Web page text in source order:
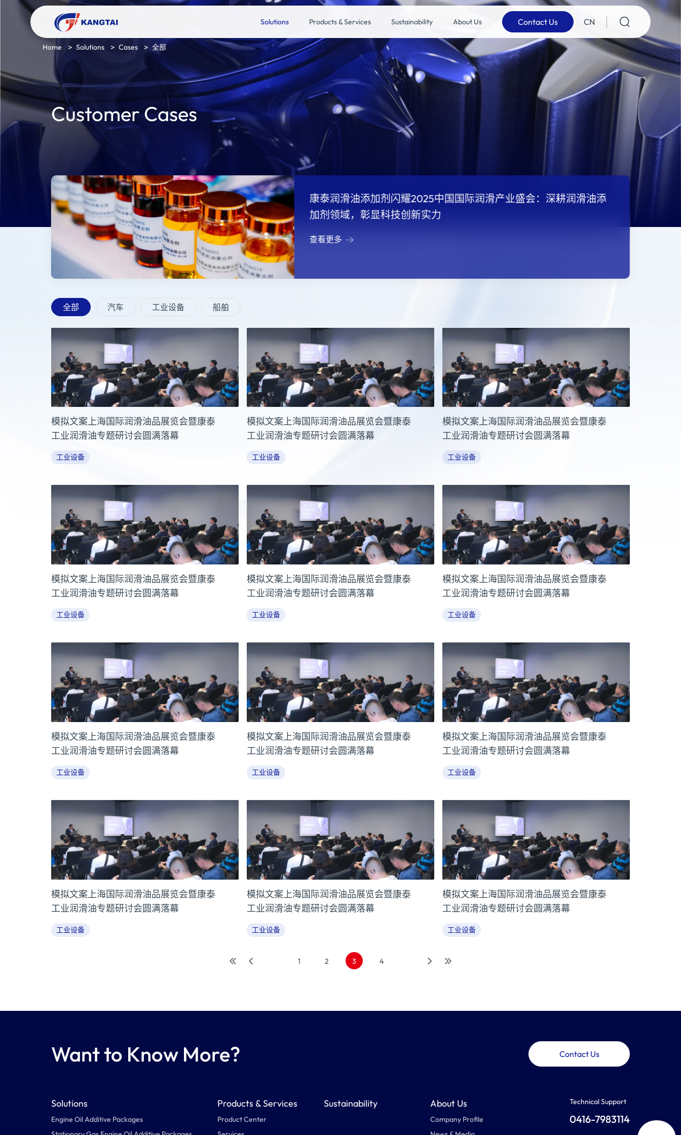
Solutions Products & Services Sustainability About Us Contact Us CN
Customer Cases
Home Solutions Cases 全部
康泰润滑油添加剂闪耀2025中国国际润滑产业盛会：深耕润滑油添
加剂领域，彰显科技创新实力
查看更多
全部 汽车 工业设备 船舶
模拟文案上海国际润滑油品展览会暨康泰
工业润滑油专题研讨会圆满落幕
工业设备
模拟文案上海国际润滑油品展览会暨康泰
工业润滑油专题研讨会圆满落幕
工业设备
模拟文案上海国际润滑油品展览会暨康泰
工业润滑油专题研讨会圆满落幕
工业设备
模拟文案上海国际润滑油品展览会暨康泰
工业润滑油专题研讨会圆满落幕
工业设备
模拟文案上海国际润滑油品展览会暨康泰
工业润滑油专题研讨会圆满落幕
工业设备
模拟文案上海国际润滑油品展览会暨康泰
工业润滑油专题研讨会圆满落幕
工业设备
模拟文案上海国际润滑油品展览会暨康泰
工业润滑油专题研讨会圆满落幕
工业设备
模拟文案上海国际润滑油品展览会暨康泰
工业润滑油专题研讨会圆满落幕
工业设备
模拟文案上海国际润滑油品展览会暨康泰
工业润滑油专题研讨会圆满落幕
工业设备
模拟文案上海国际润滑油品展览会暨康泰
工业润滑油专题研讨会圆满落幕
工业设备
模拟文案上海国际润滑油品展览会暨康泰
工业润滑油专题研讨会圆满落幕
工业设备
模拟文案上海国际润滑油品展览会暨康泰
工业润滑油专题研讨会圆满落幕
工业设备
1 2 3 4
Want to Know More? Contact Us
Solutions
Engine Oil Additive Packages
Products & Services
Product Center
Sustainability About Us
Company Profile
Technical Support
0416-7983114